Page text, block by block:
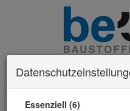
Essenziell (6)